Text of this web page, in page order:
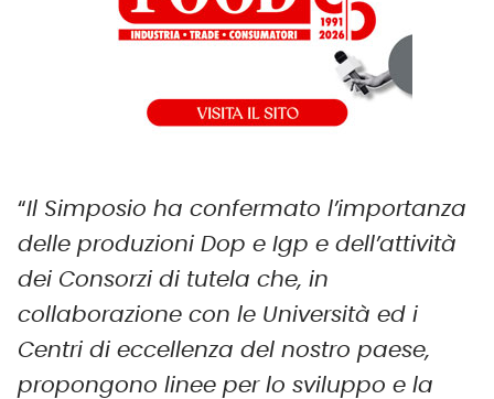
“Il Simposio ha confermato l’importanza
delle produzioni Dop e Igp e dell’attività
dei Consorzi di tutela che, in
collaborazione con le Università ed i
Centri di eccellenza del nostro paese,
propongono linee per lo sviluppo e la